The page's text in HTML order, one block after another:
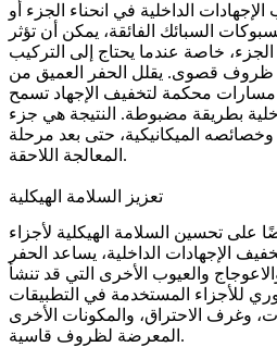
الداخلية في انحناء الجزء أو
السبائك الفائقة، يمكن أن تؤثر
خاصة عندما يحتاج إلى التركيب
قصوى. يقلل الحفر العميق من
مسارات محكمة لتخفيف الإجهاد تسمح
بطريقة مضبوطة. النتيجة هي جزء
الميكانيكية، حتى بعد مرحلة
المعالجة اللاحقة.
تعزيز السلامة الهيكلية
على تحسين السلامة الهيكلية لأجزاء
الإجهادات الداخلية، يساعد الحفر
والعيوب الأخرى التي قد تنشأ
للأجزاء المستخدمة في التطبيقات
، وغرف الاحتراق، والمكونات الأخرى
المعرضة لظروف قاسية.